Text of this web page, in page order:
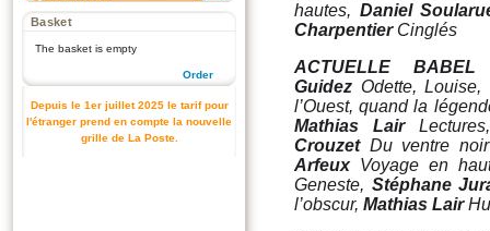
Basket
The basket is empty
Order
Depuis le 1er juillet 2025 le tarif pour
l'étranger prend en compte la nouvelle
grille de La Poste.
hautes, Daniel
CharpentierCinglés
ACTUELLE BABEL
Guidez Odette,
l’Ouest, quand la
Mathias LairLectures,
Crouzet Du ventre
ArfeuxVoyage en
Geneste, Stéphane
l’obscur, Mathias Lair